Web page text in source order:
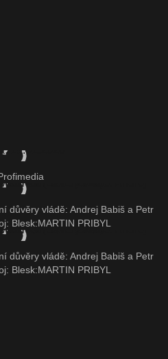
důvěry vládě: Andrej Babiš a Petr
Blesk:MARTIN PRIBYL
důvěry vládě: Andrej Babiš a Petr
Blesk:MARTIN PRIBYL